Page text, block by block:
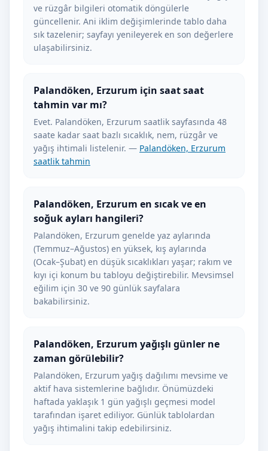
ve rüzgâr bilgileri otomatik döngülerle
güncellenir. Ani iklim değişimlerinde tablo daha
sık tazelenir; sayfayı yenileyerek en son değerlere
ulaşabilirsiniz.
Palandöken, Erzurum için saat saat
tahmin var mı?
Evet. Palandöken, Erzurum saatlik sayfasında 48
saate kadar saat bazlı sıcaklık, nem, rüzgâr ve
yağış ihtimali listelenir. — Palandöken, Erzurum
saatlik tahmin
Palandöken, Erzurum en sıcak ve en
soğuk ayları hangileri?
Palandöken, Erzurum genelde yaz aylarında
(Temmuz–Ağustos) en yüksek, kış aylarında
(Ocak–Şubat) en düşük sıcaklıkları yaşar; rakım ve
kıyı içi konum bu tabloyu değiştirebilir. Mevsimsel
eğilim için 30 ve 90 günlük sayfalara
bakabilirsiniz.
Palandöken, Erzurum yağışlı günler ne
zaman görülebilir?
Palandöken, Erzurum yağış dağılımı mevsime ve
aktif hava sistemlerine bağlıdır. Önümüzdeki
haftada yaklaşık 1 gün yağışlı geçmesi model
tarafından işaret ediliyor. Günlük tablolardan
yağış ihtimalini takip edebilirsiniz.